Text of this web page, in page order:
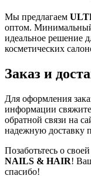
Мы предлагаем
оптом. Минимальный
идеальное решение
косметических
Заказ и
Для оформления
информации
обратной связи на
надежную доставку
Позаботьтесь о
NAILS & HAIR!
спасибо!